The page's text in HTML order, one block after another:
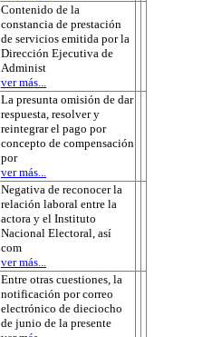
Contenido de la
constancia de prestación
de servicios emitida por la
Dirección Ejecutiva de
Administ
ver más...
La presunta omisión de dar
respuesta, resolver y
reintegrar el pago por
concepto de compensación
por
ver más...
Negativa de reconocer la
relación laboral entre la
actora y el Instituto
Nacional Electoral, así
com
ver más...
Entre otras cuestiones, la
notificación por correo
electrónico de dieciocho
de junio de la presente